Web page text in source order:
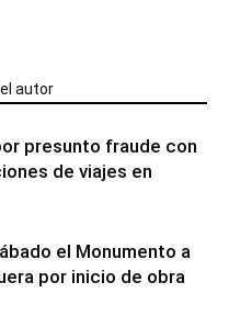
autor
presunto fraude con
de viajes en
el Monumento a
por inicio de obra